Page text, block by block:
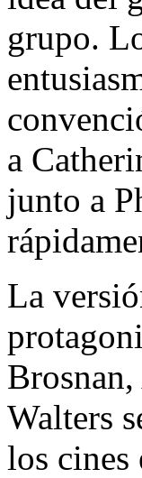
grupo.
a
junto a
La
Walters
los cines